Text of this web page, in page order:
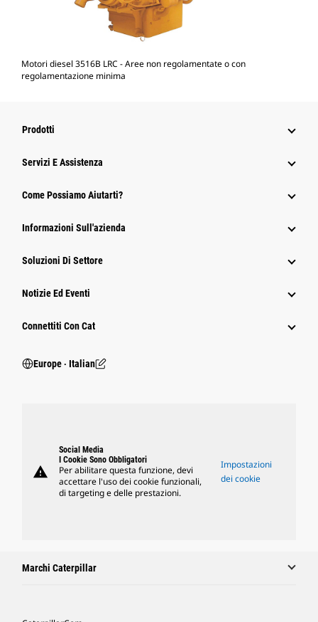
Motori diesel 3516B LRC - Aree non regolamentate o con
regolamentazione minima
Prodotti
Servizi E Assistenza
Come Possiamo Aiutarti?
Informazioni Sull'azienda
Soluzioni Di Settore
Notizie Ed Eventi
Connettiti Con Cat
Europe ‧ Italian
warning
Social Media
I Cookie Sono Obbligatori
Per abilitare questa funzione, devi
accettare l'uso dei cookie funzionali,
di targeting e delle prestazioni.
Impostazioni
dei cookie
Marchi Caterpillar